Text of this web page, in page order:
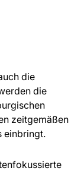
die
die
zeitgemäßen
einbringt.